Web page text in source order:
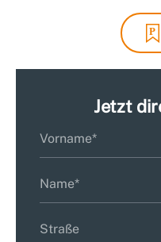
Jetzt